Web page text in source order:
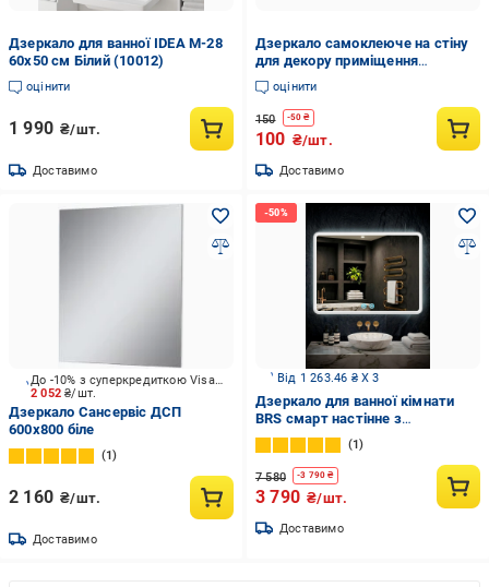
Дзеркало для ванної IDEA М-28
60х50 см Білий (10012)
оцінити
1 990 ₴/шт.
Доставимо
Дзеркало самоклеюче на стіну
для декору приміщення
акрилове безпечне 30х30 см
(MX-00008370)
оцінити
150 -50 ₴
100 ₴/шт.
Доставимо
2 052₴/шт.
До -10% з суперкредиткою Visa Вигода
Дзеркало Сансервіс ДСП
600х800 біле
1
2 160 ₴/шт.
Доставимо
Від 1 263.46 ₴ X 3
Дзеркало для ванної кімнати
BRS смарт настінне з
підсвіткою LED та підігрівом
70х90 см (577104688)
1
7 580 -3 790 ₴
3 790 ₴/шт.
Доставимо